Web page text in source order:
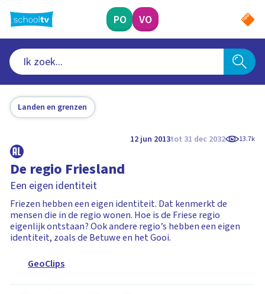
naar
hoofdinhoud
PO VO
Landen en grenzen
12 jun 2013tot 31 dec 2032 13.7k
De regio Friesland
Een eigen identiteit
Friezen hebben een eigen identiteit. Dat kenmerkt de
mensen die in de regio wonen. Hoe is de Friese regio
eigenlijk ontstaan? Ook andere regio’s hebben een eigen
identiteit, zoals de Betuwe en het Gooi.
GeoClips